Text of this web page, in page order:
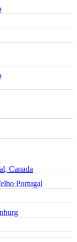
Canada
Portugal